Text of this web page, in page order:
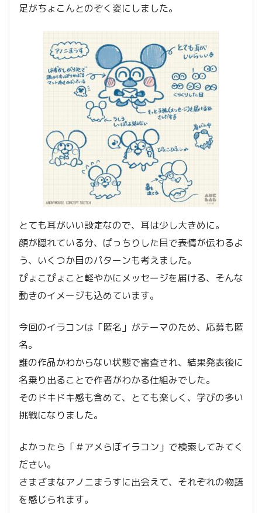
足がちょこんとのぞく姿にしました。
とても耳がいい設定なので、耳は少し大きめに。
顔が隠れている分、ぱっちりした目で表情が伝わるよ
う、いくつか目のパターンも考えました。
ぴょこぴょこと軽やかにメッセージを届ける、そんな
動きのイメージも込めています。
今回のイラコンは「匿名」がテーマのため、応募も匿
名。
誰の作品かわからない状態で審査され、結果発表後に
名乗り出ることで作者がわかる仕組みでした。
そのドキドキ感も含めて、とても楽しく、学びの多い
挑戦になりました。
よかったら「＃アメらぼイラコン」で検索してみてく
ださい。
さまざまなアノニまうすに出会えて、それぞれの物語
を感じられます。